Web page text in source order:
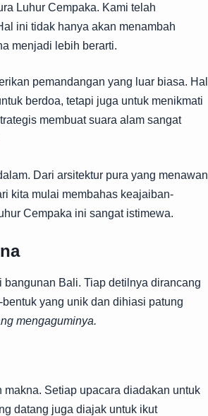
Luhur Cempaka. Kami telah
ini tidak hanya akan menambah
menjadi lebih berarti.
pemandangan yang luar biasa. Hal
berdoa, tetapi juga untuk menikmati
membuat suara alam sangat
Dari arsitektur pura yang menawan
kita mulai membahas keajaiban-
Cempaka ini sangat istimewa.
Bali. Tiap detilnya dirancang
bentuk yang unik dan dihiasi patung
mengaguminya.
Setiap upacara diadakan untuk
datang juga diajak untuk ikut